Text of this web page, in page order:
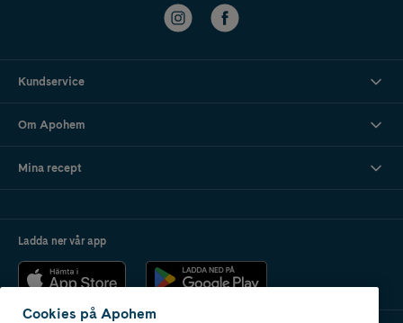
Kundservice
Om Apohem
Mina recept
Ladda ner vår app
Cookies på Apohem